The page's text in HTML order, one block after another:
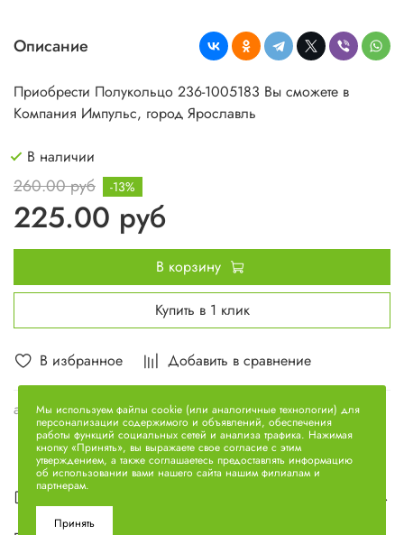
В избранное Добавить в сравнение
арт.236-1005183
Описание
Приобрести Полукольцо 236-1005183 Вы сможете в
Компания Импульс, город Ярославль
В наличии
260.00 руб
225.00 руб
-13%
В корзину
Купить в 1 клик
Описание
Мы используем файлы cookie (или аналогичные технологии) для
персонализации содержимого и объявлений, обеспечения
работы функций социальных сетей и анализа трафика. Нажимая
кнопку «Принять», вы выражаете свое согласие с этим
утверждением, а также соглашаетесь предоставлять информацию
об использовании вами нашего сайта нашим филиалам и
партнерам.
Принять